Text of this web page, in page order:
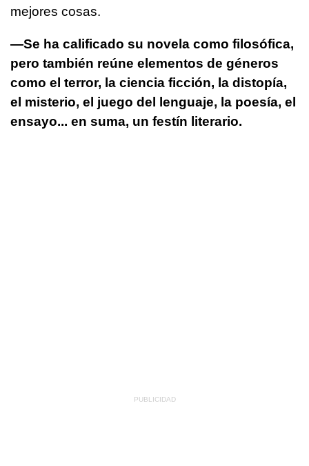
mejores cosas.
—Se ha calificado su novela como filosófica,
pero también reúne elementos de géneros
como el terror, la ciencia ficción, la distopía,
el misterio, el juego del lenguaje, la poesía, el
ensayo... en suma, un festín literario.